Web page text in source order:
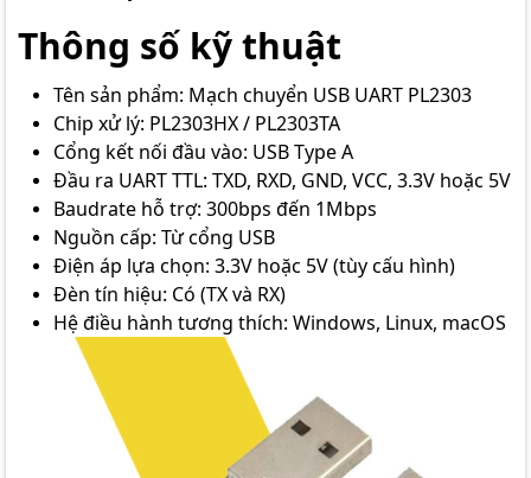
Thông số kỹ thuật
Tên sản phẩm: Mạch chuyển USB UART PL2303
Chip xử lý: PL2303HX / PL2303TA
Cổng kết nối đầu vào: USB Type A
Đầu ra UART TTL: TXD, RXD, GND, VCC, 3.3V hoặc 5V
Baudrate hỗ trợ: 300bps đến 1Mbps
Nguồn cấp: Từ cổng USB
Điện áp lựa chọn: 3.3V hoặc 5V (tùy cấu hình)
Đèn tín hiệu: Có (TX và RX)
Hệ điều hành tương thích: Windows, Linux, macOS